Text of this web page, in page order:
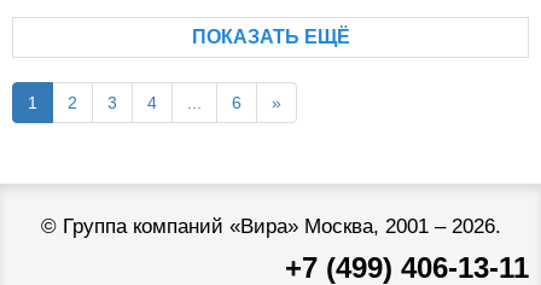
ПОКАЗАТЬ ЕЩЁ
1 2 3 4 ... 6 »
© Группа компаний «Вира»Москва, 2001 – 2026.
+7 (499) 406-13-11